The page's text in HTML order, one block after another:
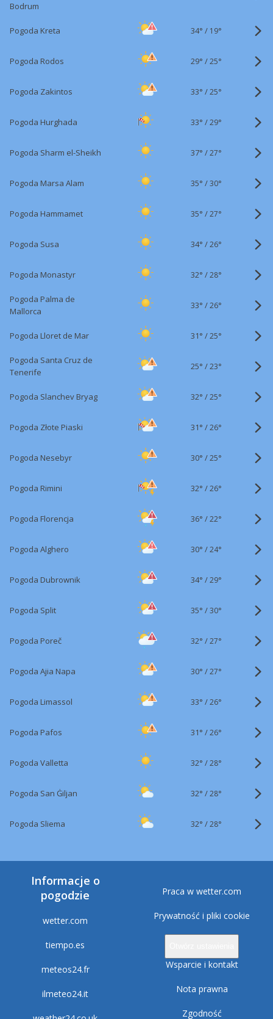
Bodrum
Pogoda Kreta 34° / 19°
Pogoda Rodos 29° /25°
Pogoda Zakintos 33° /25°
Pogoda Hurghada 33° /29°
Pogoda Sharm el-Sheikh 37° /27°
Pogoda Marsa Alam 35° /30°
Pogoda Hammamet 35° /27°
Pogoda Susa 34° /26°
Pogoda Monastyr 32° /28°
Pogoda Palma de
Mallorca
33° /26°
Pogoda Lloret de Mar 31° /25°
Pogoda Santa Cruz de
Tenerife
25° /23°
Pogoda Slanchev Bryag 32° /25°
Pogoda Złote Piaski 31° /26°
Pogoda Nesebyr 30° /25°
Pogoda Rimini 32° /26°
Pogoda Florencja 36° /22°
Pogoda Alghero 30° /24°
Pogoda Dubrownik 34° /29°
Pogoda Split 35° /30°
Pogoda Poreč 32° /27°
Pogoda Ajia Napa 30° /27°
Pogoda Limassol 33° /26°
Pogoda Pafos 31° /26°
Pogoda Valletta 32° /28°
Pogoda San Ġiljan 32° /28°
Pogoda Sliema 32° /28°
Informacje o
pogodzie
wetter.com
tiempo.es
meteos24.fr
ilmeteo24.it
Praca w wetter.com
Prywatność i pliki cookie
Wsparcie i kontakt
Nota prawna
Zgodność